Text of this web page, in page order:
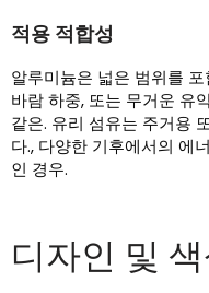
적용 적합성
알루미늄은 넓은 범위를
바람 하중, 또는 무거운 유
같은. 유리 섬유는 주거용
다., 다양한 기후에서의 에
인 경우.
디자인 및